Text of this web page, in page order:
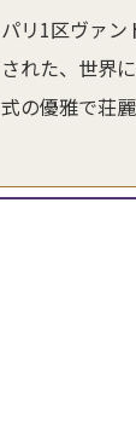
パリ1区ヴァ
された、世界
式の優雅で荘